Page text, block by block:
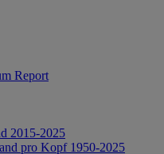
Report
2015-2025
pro Kopf 1950-2025